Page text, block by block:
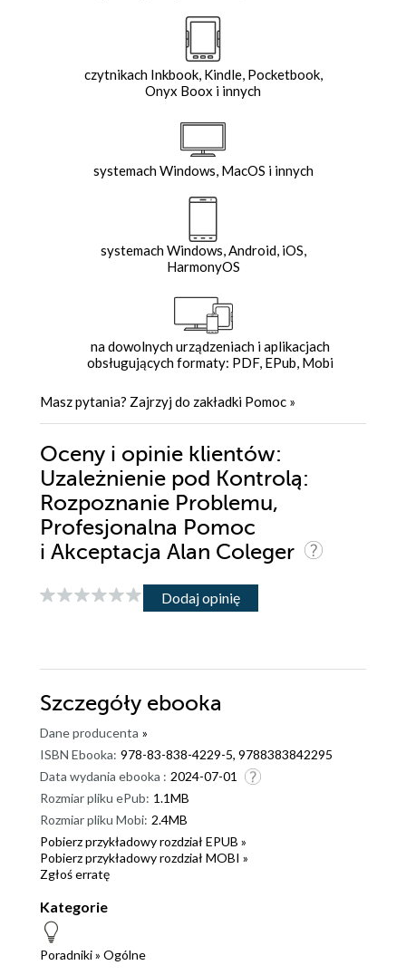
czytnikach Inkbook, Kindle, Pocketbook,
Onyx Boox i innych
systemach Windows, MacOS i innych
systemach Windows, Android, iOS,
HarmonyOS
na dowolnych urządzeniach i aplikacjach
obsługujących formaty: PDF, EPub, Mobi
Masz pytania? Zajrzyj do zakładki Pomoc »
Oceny i opinie klientów:
Uzależnienie pod Kontrolą:
Rozpoznanie Problemu,
Profesjonalna Pomoc
i Akceptacja Alan Coleger
Dodaj opinię
Szczegóły ebooka
Dane producenta »
ISBN Ebooka: 978-83-838-4229-5, 9788383842295
Data wydania ebooka : 2024-07-01
Rozmiar pliku ePub: 1.1MB
Rozmiar pliku Mobi: 2.4MB
Pobierz przykładowy rozdział EPUB »
Pobierz przykładowy rozdział MOBI »
Zgłoś erratę
Kategorie
Poradniki» Ogólne